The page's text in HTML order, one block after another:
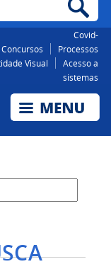
Covid-
Concursos
Processos
Visual
Acesso a
sistemas